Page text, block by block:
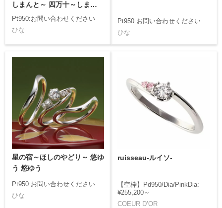
しまんと～ 四万十～しまんと
～
Pt950:お問い合わせください
ひな
Pt950:お問い合わせください
ひな
星の宿～ほしのやどり～ 悠ゆ
う 悠ゆう
Pt950:お問い合わせください
ひな
ruisseau-ルイソ-
【空枠】Pd950/Dia/PinkDia:
¥255,200～
COEUR D’OR